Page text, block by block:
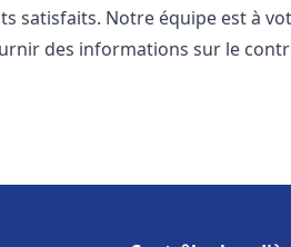
satisfaits. Notre équipe est à
des informations sur le